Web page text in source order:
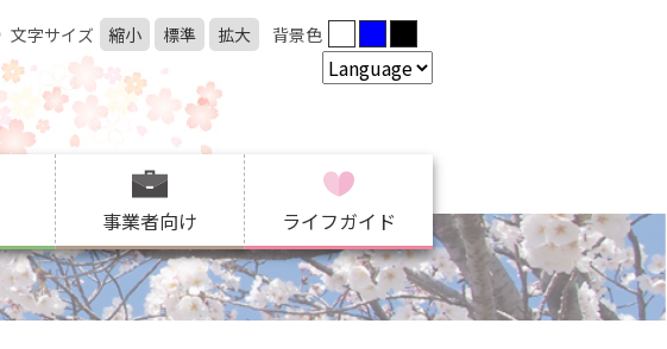
文字サイズ 縮小 標準 拡大 背景色
事業者向け ライフガイド